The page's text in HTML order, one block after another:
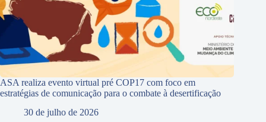
ASA realiza evento virtual pré COP17 com foco em
estratégias de comunicação para o combate à desertificação
30 de julho de 2026